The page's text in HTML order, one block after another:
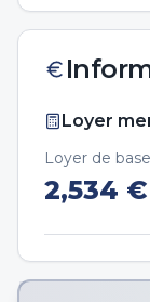
Loyer
Loyer de
2,534 €